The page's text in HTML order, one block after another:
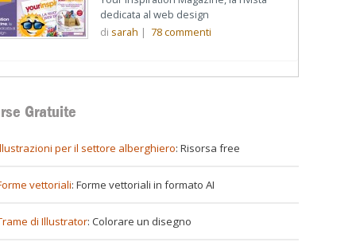
dedicata al web design
di sarah | 78commenti
Gratuite
per il settore alberghiero: Risorsa free
vettoriali: Forme vettoriali in formato AI
di Illustrator: Colorare un disegno